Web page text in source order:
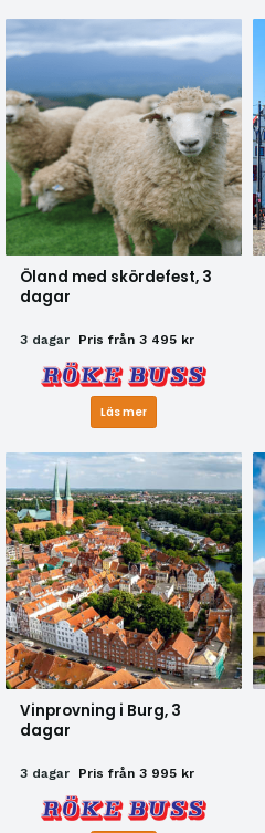
Öland med skördefest, 3
dagar
3 dagar Pris från 3 495 kr
Läs mer
Vinprovning i Burg, 3
dagar
3 dagar Pris från 3 995 kr